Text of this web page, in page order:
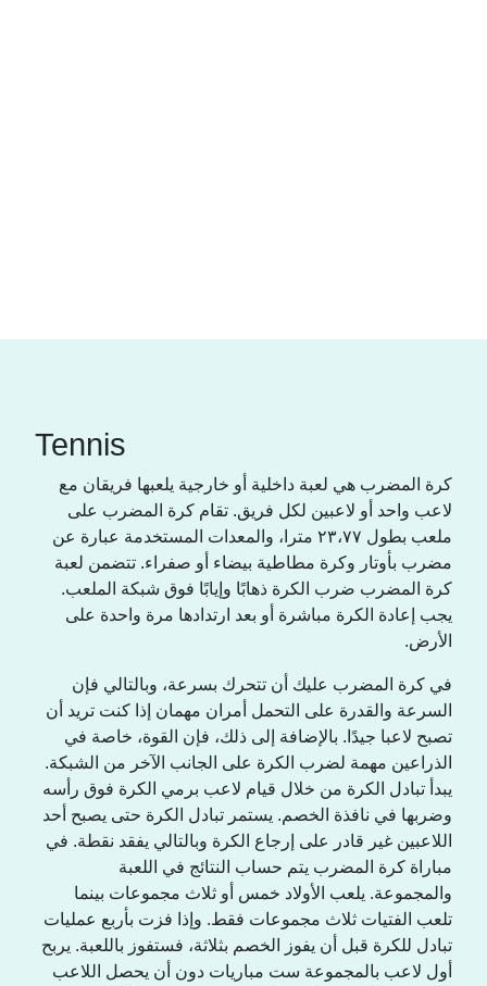
Tennis
كرة المضرب هي لعبة داخلية أو خارجية يلعبها فريقان مع
لاعب واحد أو لاعبين لكل فريق. تقام كرة المضرب على
ملعب بطول ٢٣،٧٧ مترا، والمعدات المستخدمة عبارة عن
مضرب بأوتار وكرة مطاطية بيضاء أو صفراء. تتضمن لعبة
كرة المضرب ضرب الكرة ذهابًا وإيابًا فوق شبكة الملعب.
يجب إعادة الكرة مباشرة أو بعد ارتدادها مرة واحدة على
الأرض.
في كرة المضرب عليك أن تتحرك بسرعة، وبالتالي فإن
السرعة والقدرة على التحمل أمران مهمان إذا كنت تريد أن
تصبح لاعبا جيدًا. بالإضافة إلى ذلك، فإن القوة، خاصة في
الذراعين مهمة لضرب الكرة على الجانب الآخر من الشبكة.
يبدأ تبادل الكرة من خلال قيام لاعب برمي الكرة فوق رأسه
وضربها في نافذة الخصم. يستمر تبادل الكرة حتى يصبح أحد
اللاعبين غير قادر على إرجاع الكرة وبالتالي يفقد نقطة. في
مباراة كرة المضرب يتم حساب النتائج في اللعبة
والمجموعة. يلعب الأولاد خمس أو ثلاث مجموعات بينما
تلعب الفتيات ثلاث مجموعات فقط. وإذا فزت بأربع عمليات
تبادل للكرة قبل أن يفوز الخصم بثلاثة، فستفوز باللعبة. يربح
أول لاعب بالمجموعة ست مباريات دون أن يحصل اللاعب